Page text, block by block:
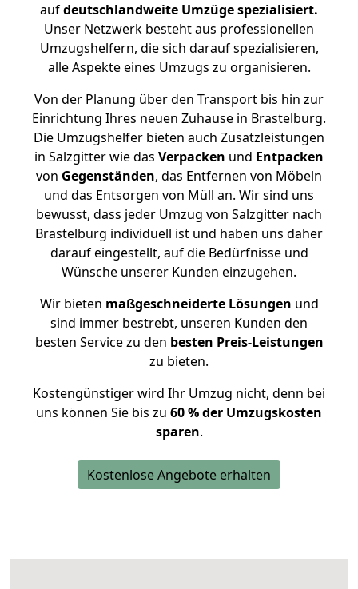
aufdeutschlandweite Umzüge spezialisiert.
Unser Netzwerk besteht aus professionellen
Umzugshelfern, die sich darauf spezialisieren,
alle Aspekte eines Umzugs zu organisieren.
Von der Planung über den Transport bis hin zur
Einrichtung Ihres neuen Zuhause in Brastelburg.
Die Umzugshelfer bieten auch Zusatzleistungen
in Salzgitter wie das Verpacken und Entpacken
von Gegenständen, das Entfernen von Möbeln
und das Entsorgen von Müll an. Wir sind uns
bewusst, dass jeder Umzug von Salzgitter nach
Brastelburg individuell ist und haben uns daher
darauf eingestellt, auf die Bedürfnisse und
Wünsche unserer Kunden einzugehen.
Wir bieten maßgeschneiderte Lösungen und
sind immer bestrebt, unseren Kunden den
besten Service zu den besten Preis-Leistungen
zu bieten.
Kostengünstiger wird Ihr Umzug nicht, denn bei
uns können Sie bis zu 60 % der Umzugskosten
sparen.
Kostenlose Angebote erhalten